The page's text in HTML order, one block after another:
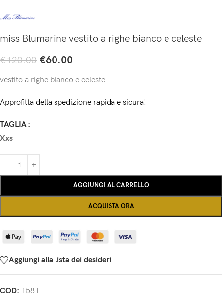
miss Blumarine vestito a righe bianco e celeste
€120.00 €60.00
vestito a righe bianco e celeste
Approfitta della spedizione rapida e sicura!
TAGLIA
Xxs
AGGIUNGI AL CARRELLO
ACQUISTA ORA
Aggiungi alla lista dei desideri
COD: 1581